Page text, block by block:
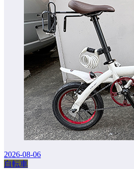
2026-08-06
自転車